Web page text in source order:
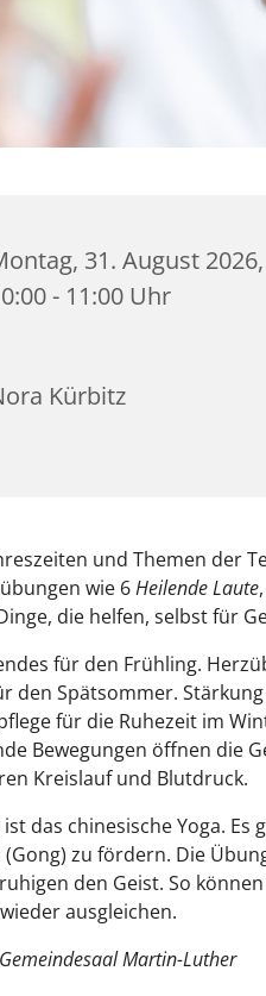
31. August 2026,
- 11:00 Uhr
Kürbitz
und Themen der
wie 6Heilende Laute,
die helfen, selbst für
für den Frühling.
den Spätsommer.
für die Ruhezeit im
Bewegungen öffnen die
Kreislauf und Blutdruck.
ist das chinesische Yoga.
zu fördern. Die
den Geist. So
ausgleichen.
Martin-Luther